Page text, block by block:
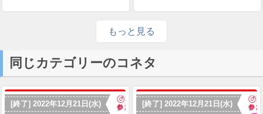
もっと見る
同じカテゴリーのコネタ
[終了] 2022年12月21日(水) [終了] 2022年12月21日(水)